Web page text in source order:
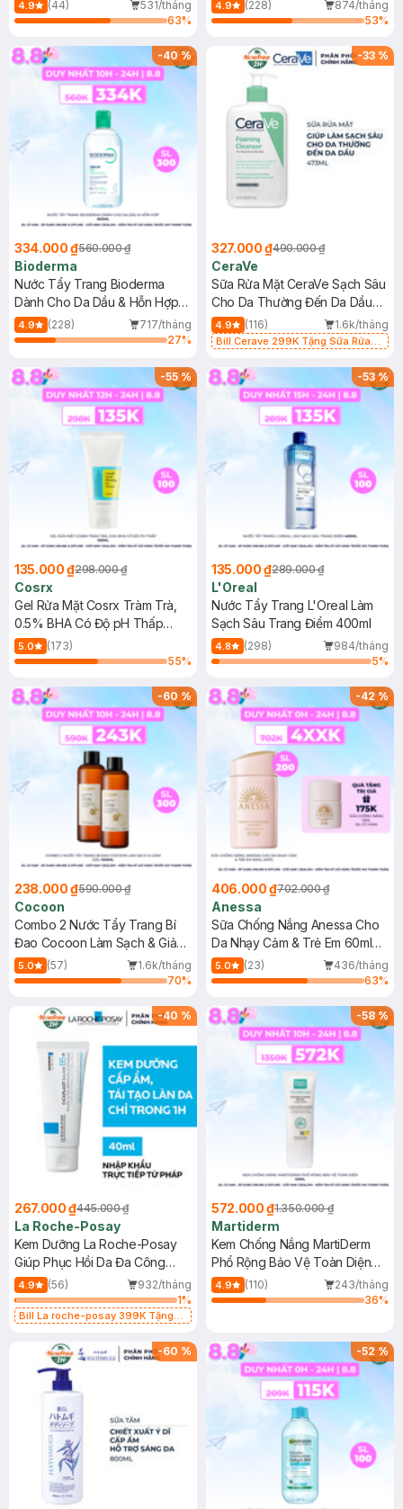
4.9 (44)
531/tháng
63%
4.9 (228)
874/tháng
53%
-40%
334.000 ₫560.000 ₫
Bioderma
Nước Tẩy Trang Bioderma
Dành Cho Da Dầu & Hỗn Hợp
500ml
4.9 (228)
717/tháng
27%
-33 %
327.000 ₫490.000 ₫
CeraVe
Sữa Rửa Mặt CeraVe Sạch Sâu
Cho Da Thường Đến Da Dầu
473ml
4.9 (116) 1.6k/tháng
Bill Cerave 299K Tặng Sữa Rửa
-55%
135.000 ₫298.000 ₫
Cosrx
Gel Rửa Mặt Cosrx Tràm Trà,
0.5% BHA Có Độ pH Thấp
150ml
5.0
(173)
55%
-53%
135.000 ₫289.000 ₫
L'Oreal
Nước Tẩy Trang L'Oreal Làm
Sạch Sâu Trang Điểm 400ml
4.8 (298)
984/tháng
5%
-60%
238.000 ₫590.000 ₫
Cocoon
Combo 2 Nước Tẩy Trang Bí
Đao Cocoon Làm Sạch & Giảm
Dầu 500ml
5.0 (57)
1.6k/tháng
70%
-42%
406.000 ₫702.000 ₫
Anessa
Sữa Chống Nắng Anessa Cho
Da Nhạy Cảm & Trẻ Em 60ml
(Mới)
5.0 (23)
436/tháng
63%
-40 %
267.000 ₫445.000 ₫
La Roche-Posay
Kem Dưỡng La Roche-Posay
Giúp Phục Hồi Da Đa Công
Dụng 40ml
4.9 (56)
932/tháng
1%
Bill La roche-posay 399K Tặng
(SL có hạn)
-58%
572.000 ₫1.350.000 ₫
Martiderm
Kem Chống Nắng MartiDerm
Phổ Rộng Bảo Vệ Toàn Diện
40ml
4.9 (110)
243/tháng
36%
-60 % -52%